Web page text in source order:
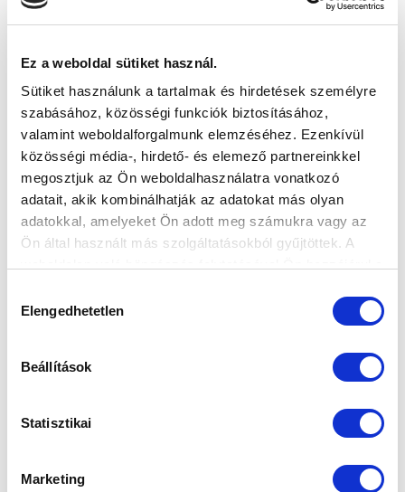
Ez a weboldal sütiket használ.
Sütiket használunk a tartalmak és hirdetések személyre
szabásához, közösségi funkciók biztosításához,
valamint weboldalforgalmunk elemzéséhez. Ezenkívül
közösségi média-, hirdető- és elemező partnereinkkel
megosztjuk az Ön weboldalhasználatra vonatkozó
adatait, akik kombinálhatják az adatokat más olyan
adatokkal, amelyeket Ön adott meg számukra vagy az
Ön által használt más szolgáltatásokból gyűjtöttek. A
kiválasztása
Elengedhetetlen
Beállítások
Statisztikai
Marketing
A PUSKÁS AKADÉMIA ELLEN FOLYTATJUK
A BAJNOKSÁGOT - BEMUTATJUK
PÉNTEKI ELLENFELÜNKET
A 2026-2027-es bajnokság 3. fordulójában pénteken